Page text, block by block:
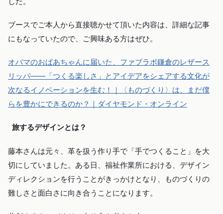
ブースでご本人から直接聴かせて頂いた内容は、詳細な記事
にもなっていたので、ご興味ある方はぜひ。
オバマのおばあちゃんに届いた、ファブラボ鎌倉のレザース
リッパ――「つくる楽しさ」とアイデアをシェアする文化が
次なるイノベーションを生む！｜〈ものづくり〉は、まだ僕
らを豊かにできるのか？｜ダイヤモンド・オンライン
旅するデザインとは？
藤本さんは元々、革を扱う作り手で「手でつくること」を大
切にしていました。ある日、福祉作業所における、デザイン
ディレクションを行うことがきっかけとなり、ものづくりの
難しさと面白さに向き合うことになります。